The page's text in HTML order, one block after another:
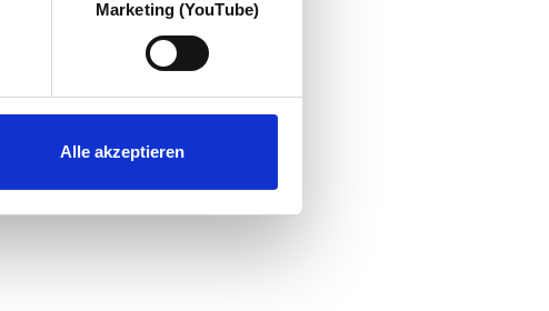
Marketing (YouTube)
Alle akzeptieren